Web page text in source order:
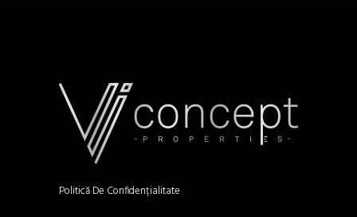
Politică De Confidențialitate